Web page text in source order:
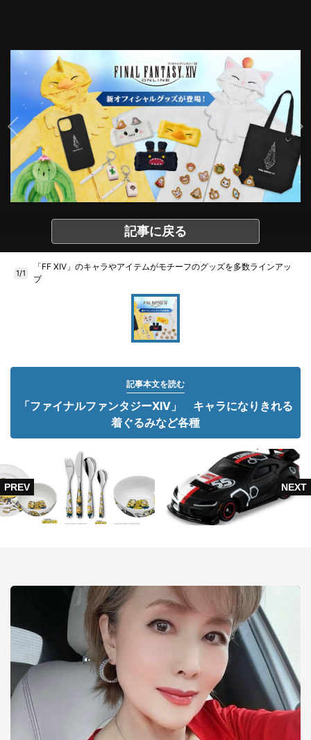
記事に戻る
1/1
「FF XIV」のキャラやアイテムがモチーフのグッズを多数ラインアッ
プ
記事本文を読む
「ファイナルファンタジーXIV」 キャラになりきれる
着ぐるみなど各種